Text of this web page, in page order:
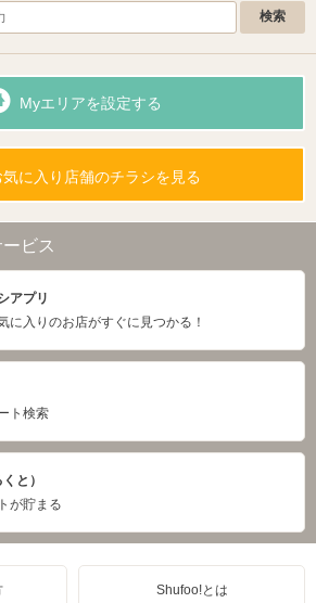
Myエリアを設定する
気に入り店舗のチラシを見る
ビス
アプリ
に入りのお店がすぐに見つかる！
ト検索
と）
が貯まる
Shufoo!とは